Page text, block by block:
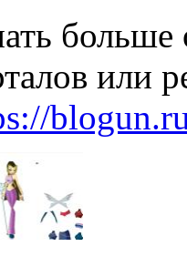
или